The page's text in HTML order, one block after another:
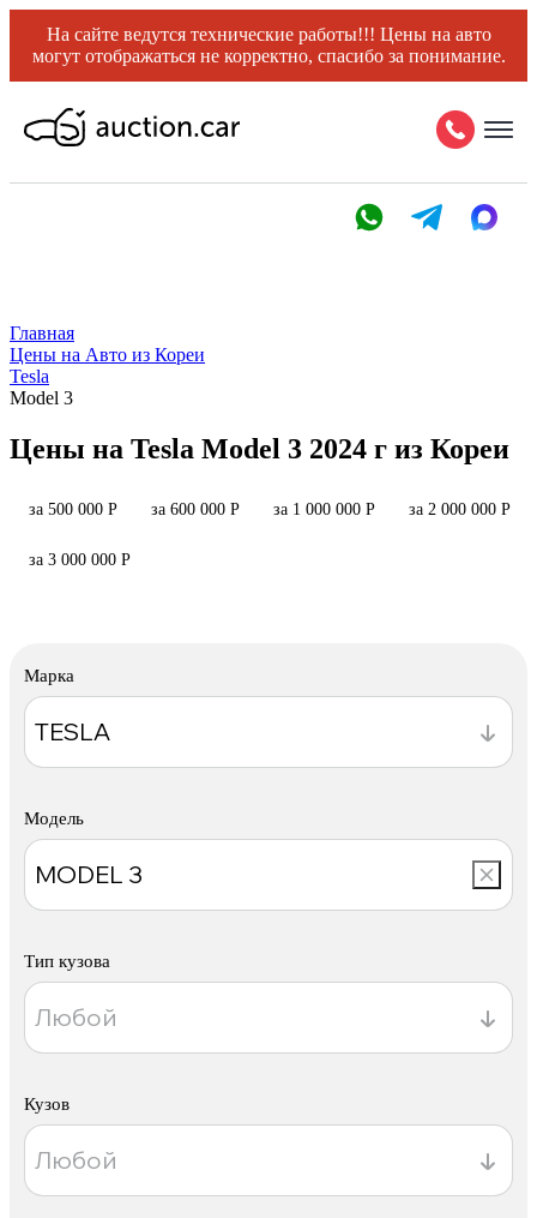
На сайте ведутся технические работы!!! Цены на авто
могут отображаться не корректно, спасибо за понимание.
Главная
Цены на Авто из Кореи
Tesla
Model 3
Цены на Tesla Model 3 2024 г из Кореи
за 500 000 Р за 600 000 Р за 1 000 000 Р за 2 000 000 Р
за 3 000 000 Р
Марка
Модель
Тип кузова
Кузов